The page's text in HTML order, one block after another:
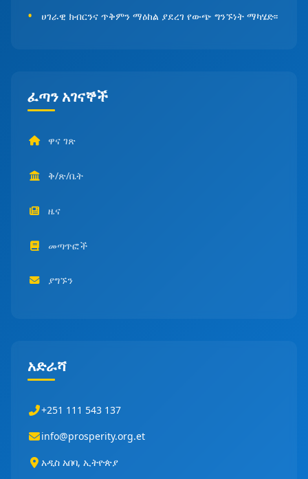
ሀገራዊ ክብርንና ጥቅምን ማዕከል ያደረገ የውጭ ግንኙነት ማካሄድ፡፡
ፈጣን አገናኞች
ዋና ገጽ
ቅ/ጽ/ቤት
ዜና
መጣጥፎች
ያግኙን
አድራሻ
+251 111 543 137
info@prosperity.org.et
አዲስ አበባ, ኢትዮጵያ